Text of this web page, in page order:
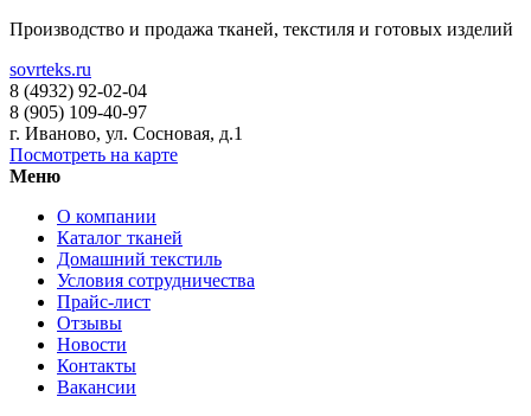
Производство и продажа тканей, текстиля и готовых изделий
sovrteks.ru
8 (4932) 92-02-04
8 (905) 109-40-97
г. Иваново, ул. Сосновая, д.1
Посмотреть на карте
Меню
О компании
Каталог тканей
Домашний текстиль
Условия сотрудничества
Прайс-лист
Отзывы
Новости
Контакты
Вакансии